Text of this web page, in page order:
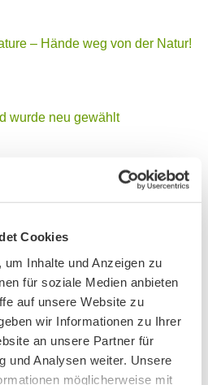
Cookies
Inhalte und Anzeigen zu
für soziale Medien anbieten
auf unsere Website zu
wir Informationen zu Ihrer
an unsere Partner für
und Analysen weiter. Unsere
möglicherweise mit
– Hände weg von der Natur!
wurde neu gewählt
Mitgliederversammlung